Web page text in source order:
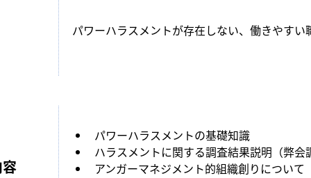
パワーハラスメントが存在しない、働きやすい
パワーハラスメントの基礎知識
ハラスメントに関する調査結果説明（弊会
アンガーマネジメント的組織創りについて